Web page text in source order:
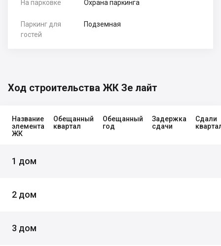
На парковке Охрана паркинга
Паркинг для
гостей
Подземная
Ход строительства ЖК Зе лайт
Название
элемента
ЖК
Обещанный
квартал
Обещанный
год
Задержка
сдачи
Сдали
1 дом
2 дом
3 дом